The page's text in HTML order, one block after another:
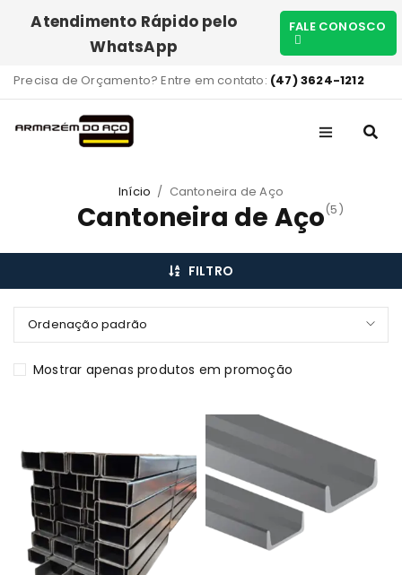
Atendimento Rápido pelo
WhatsApp
FALE CONOSCO
Precisa de Orçamento? Entre em contato: (47) 3624-1212
Início / Cantoneira de Aço
Cantoneira de Aço(5)
FILTRO
Ordenação padrão
Mostrar apenas produtos em promoção